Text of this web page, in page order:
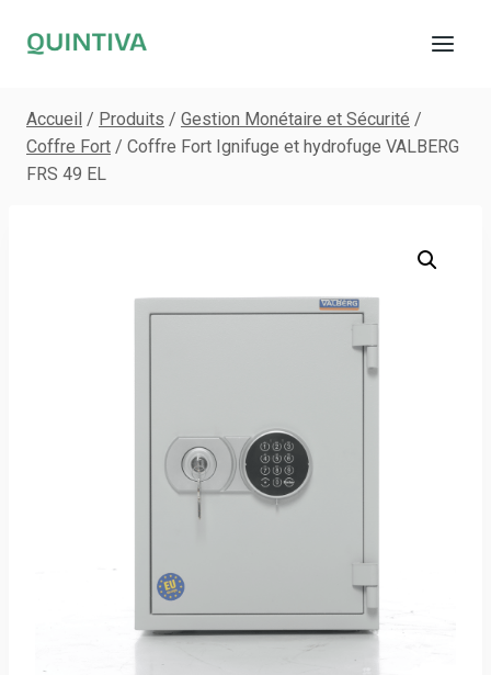
Accueil / Produits / Gestion Monétaire et Sécurité /
Coffre Fort / Coffre Fort Ignifuge et hydrofuge VALBERG
FRS 49 EL